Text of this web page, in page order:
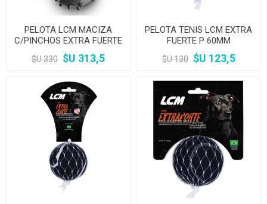
PELOTA LCM MACIZA
C/PINCHOS EXTRA FUERTE
G 65MM
$U 330 $U 313,5
PELOTA TENIS LCM EXTRA
FUERTE P 60MM
$U 130 $U 123,5